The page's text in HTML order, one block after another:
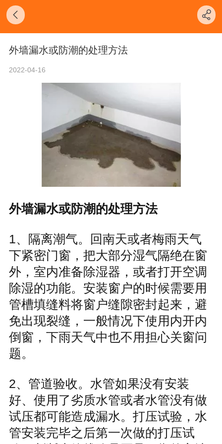
外墙漏水或防潮的处理方法
2022-04-16
外墙漏水或防潮的处理方法
1、隔离潮气。回南天或者梅雨天气
下紧密门窗，把大部分湿气隔绝在窗
外，室内准备除湿器，或者打开空调
除湿的功能。安装窗户的时候需要用
管槽填缝料将窗户缝隙密封起来，避
免出现裂缝，一般情况下使用内开内
倒窗，下雨天气中也不用担心关窗问
题。
2、管道验收。水管如果没有安装
好、使用了劣质水管或者水管没有做
试压都可能造成漏水。打压试验，水
管安装完毕之后第一次做的打压试